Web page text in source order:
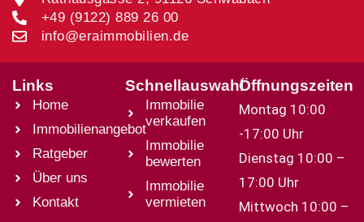
+49 (9122) 889 26 00
info@eraimmobilien.de
Links
Home
Immobilienangebot
Ratgeber
Über uns
Kontakt
Schnellauswahl
Immobilie
verkaufen
Immobilie
bewerten
Immobilie
vermieten
Öffnungszeiten
Montag 10:00
-17:00 Uhr
Dienstag 10:00 –
17:00 Uhr
Mittwoch 10:00 –